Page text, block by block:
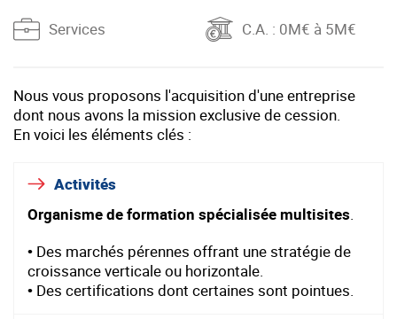
Services C.A. : 0M€ à 5M€
Nous vous proposons l'acquisition d'une entreprise
dont nous avons la mission exclusive de cession.
En voici les éléments clés :
Activités
Organisme de formation spécialisée multisites.
• Des marchés pérennes offrant une stratégie de
croissance verticale ou horizontale.
• Des certifications dont certaines sont pointues.